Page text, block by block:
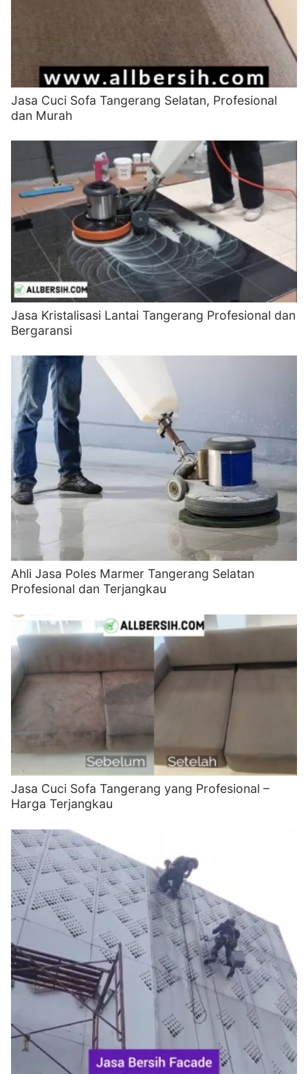
Jasa Cuci Sofa Tangerang Selatan, Profesional
dan Murah
Jasa Kristalisasi Lantai Tangerang Profesional dan
Bergaransi
Ahli Jasa Poles Marmer Tangerang Selatan
Profesional dan Terjangkau
Jasa Cuci Sofa Tangerang yang Profesional –
Harga Terjangkau